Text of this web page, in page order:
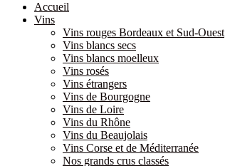
Accueil
Vins
Vins rouges Bordeaux et Sud-Ouest
Vins blancs secs
Vins blancs moelleux
Vins rosés
Vins étrangers
Vins de Bourgogne
Vins de Loire
Vins du Rhône
Vins du Beaujolais
Vins Corse et de Méditerranée
Nos grands crus classés